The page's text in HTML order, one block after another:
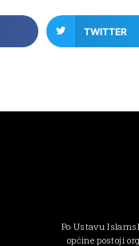
TWITTER
Po Ustavu
općine postoji